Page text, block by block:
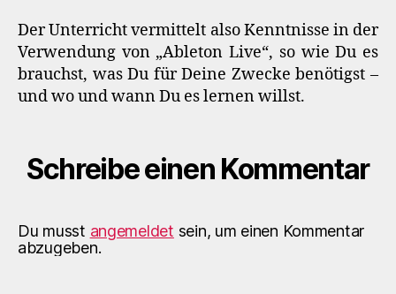
Der Unterricht vermittelt also Kenntnisse in der
Verwendung von „Ableton Live“, so wie Du es
brauchst, was Du für Deine Zwecke benötigst –
und wo und wann Du es lernen willst.
Schreibe einen Kommentar
Du musst angemeldet sein, um einen Kommentar
abzugeben.